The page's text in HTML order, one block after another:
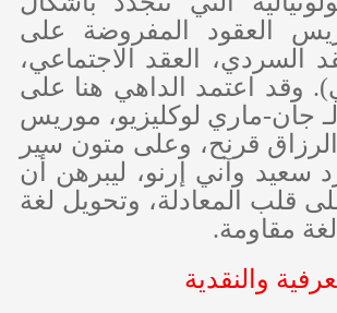
العقود المفروضة على
السردي، العقد الاجتماعي،
وقد اعتمد الداهي هنا على
جان-ماري لوكليزيو، موريس
قرنح، وعلى متون سير
سعيد وآني إرنو، ليبرهن أن
قلب المعادلة، وتحويل لغة
مقاومة.
والنقدية